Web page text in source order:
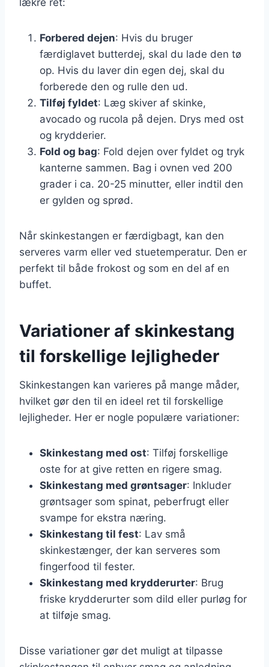
Forbered dejen: Hvis du bruger
færdiglavet butterdej, skal du lade den tø
op. Hvis du laver din egen dej, skal du
forberede den og rulle den ud.
Tilføj fyldet: Læg skiver af skinke,
avocado og rucola på dejen. Drys med ost
og krydderier.
Fold og bag: Fold dejen over fyldet og tryk
kanterne sammen. Bag i ovnen ved 200
grader i ca. 20-25 minutter, eller indtil den
er gylden og sprød.
Når skinkestangen er færdigbagt, kan den
serveres varm eller ved stuetemperatur. Den er
perfekt til både frokost og som en del af en
buffet.
Variationer af skinkestang
til forskellige lejligheder
Skinkestangen kan varieres på mange måder,
hvilket gør den til en ideel ret til forskellige
lejligheder. Her er nogle populære variationer:
Skinkestang med ost: Tilføj forskellige
oste for at give retten en rigere smag.
Skinkestang med grøntsager: Inkluder
grøntsager som spinat, peberfrugt eller
svampe for ekstra næring.
Skinkestang til fest: Lav små
skinkestænger, der kan serveres som
fingerfood til fester.
Skinkestang med krydderurter: Brug
friske krydderurter som dild eller purløg for
at tilføje smag.
Disse variationer gør det muligt at tilpasse